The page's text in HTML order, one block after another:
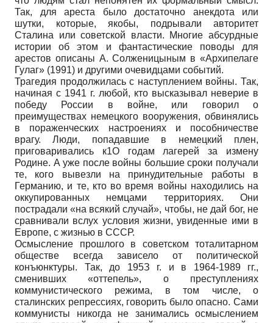
Так, для ареста было достаточно анекдота или
шутки, которые, якобы, подрывали авторитет
Сталина или советской власти. Многие абсурдные
истории об этом и фантастические поводы для
арестов описаны А. Солженицыным в «Архипелаге
Гулаг» (1991) и другими очевидцами событий.
Трагедия продолжилась с наступлением войны. Так,
начиная с 1941 г. любой, кто высказывал неверие в
победу России в войне, или говорил о
преимуществах немецкого вооружения, обвинялись
в пораженческих настроениях и пособничестве
врагу. Люди, попадавшие в немецкий плен,
приговаривались к1О годам лагерей за измену
Родине. А уже после войны большие сроки получали
те, кого вывезли на принудительные работы в
Германию, и те, кто во время войны находились на
оккупированных немцами территориях. Они
пострадали «на всякий случай», чтобы, не дай бог, не
сравнивали вслух условия жизни, увиденные ими в
Европе, с жизнью в СССР.
Осмысление прошлого в советском тоталитарном
обществе всегда зависело от политической
конъюнктуры. Так, до 195З г. и в 1964-1989 гг.,
сменивших «оттепель», о преступлениях
коммунистического режима, в том числе, о
сталинских репрессиях, говорить было опасно. Сами
коммунисты никогда не занимались осмыслением